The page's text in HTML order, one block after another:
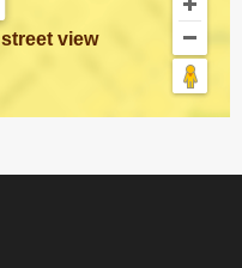
street view